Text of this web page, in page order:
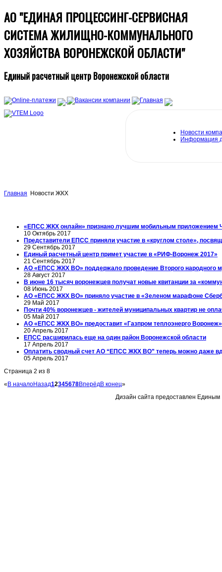
АО "ЕДИНАЯ ПРОЦЕССИНГ-СЕРВИСНАЯ
СИСТЕМА ЖИЛИЩНО-КОММУНАЛЬНОГО
ХОЗЯЙСТВА ВОРОНЕЖСКОЙ ОБЛАСТИ"
Единый расчетный центр Воронежской области
Новости
Информация
Главная Новости ЖКХ
«ЕПСС ЖКХ онлайн» признано лучшим мобильным приложением
10 Октябрь 2017
Представители ЕПСС приняли участие в «круглом столе»,
29 Сентябрь 2017
Единый расчетный центр примет участие в «РИФ-Воронеж 2017»
21 Сентябрь 2017
АО «ЕПСС ЖКХ ВО» поддержало проведение Второго народного
28 Август 2017
В июне 16 тысяч воронежцев получат новые квитанции за
08 Июнь 2017
АО «ЕПСС ЖКХ ВО» приняло участие в «Зеленом марафоне
29 Май 2017
Почти 40% воронежцев - жителей муниципальных квартир не
05 Май 2017
АО «ЕПСС ЖКХ ВО» предоставит «Газпром теплоэнерго
20 Апрель 2017
ЕПСС расширилась еще на один район Воронежской области
17 Апрель 2017
Оплатить сводный счет АО “ЕПСС ЖКХ ВО” теперь можно даже
05 Апрель 2017
Страница 2 из 8
« В началоНазад12345678ВперёдВ конец»
Дизайн сайта предоставлен